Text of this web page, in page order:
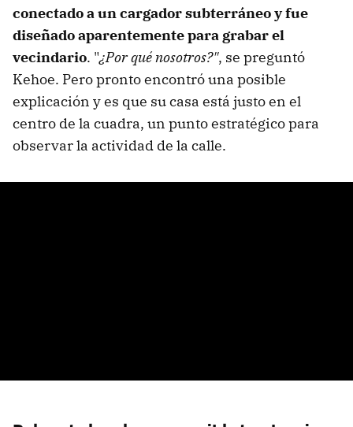
conectado a un cargador subterráneo y fue
diseñado aparentemente para grabar el
vecindario. "¿Por qué nosotros?", se preguntó
Kehoe. Pero pronto encontró una posible
explicación y es que su casa está justo en el
centro de la cuadra, un punto estratégico para
observar la actividad de la calle.